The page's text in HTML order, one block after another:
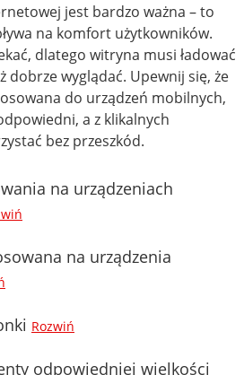
jest bardzo ważna – to
na komfort użytkowników.
dlatego witryna musi ładować
dobrze wyglądać. Upewnij się, że
do urządzeń mobilnych,
a z klikalnych
bez przeszkód.
na urządzeniach
na urządzenia
Rozwiń
odpowiedniej wielkości